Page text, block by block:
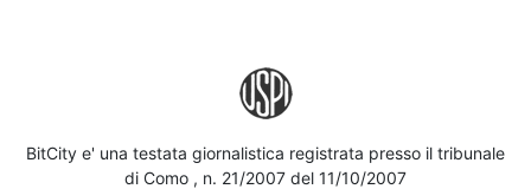
BitCity e' una testata giornalistica registrata presso il tribunale
di Como , n. 21/2007 del 11/10/2007